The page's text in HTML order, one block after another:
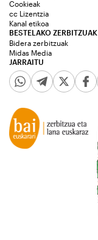
JARRAITU
Cookieak
cc Lizentzia
Kanal etikoa
BESTELAKO ZERBITZUAK
Bidera zerbitzuak
Midas Media